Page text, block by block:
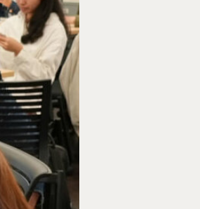
Tel : +886 2 3366 1869
Address : 100047臺北市中正區思
卓越研究大樓409室
Room 409, Building for Research
Excellence. No.18, Siyuan St,
Dist, Taipei City 100047, Taiwan